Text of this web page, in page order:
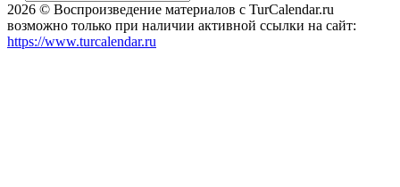
2026 © Воспроизведение материалов c TurCalendar.ru
возможно только при наличии активной ссылки на сайт:
https://www.turcalendar.ru